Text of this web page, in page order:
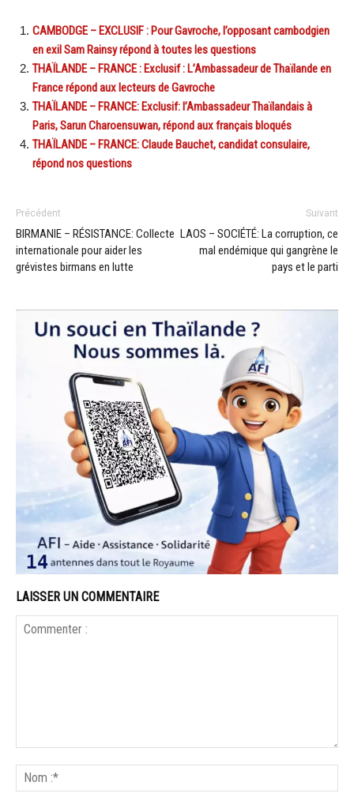
CAMBODGE – EXCLUSIF : Pour Gavroche, l’opposant cambodgien
en exil Sam Rainsy répond à toutes les questions
THAÏLANDE – FRANCE : Exclusif : L’Ambassadeur de Thaïlande en
France répond aux lecteurs de Gavroche
THAÏLANDE – FRANCE: Exclusif: l’Ambassadeur Thaïlandais à
Paris, Sarun Charoensuwan, répond aux français bloqués
THAÏLANDE – FRANCE: Claude Bauchet, candidat consulaire,
répond nos questions
Précédent
BIRMANIE – RÉSISTANCE: Collecte
internationale pour aider les
grévistes birmans en lutte
Suivant
LAOS – SOCIÉTÉ: La corruption, ce
mal endémique qui gangrène le
pays et le parti
LAISSER UN COMMENTAIRE